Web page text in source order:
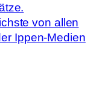
von allen
Ippen-Medien